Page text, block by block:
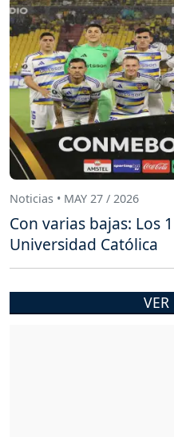
Noticias • MAY 27 / 2026
Con varias bajas: Los
Universidad Católica